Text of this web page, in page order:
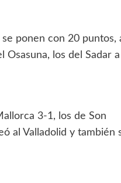
ponen con 20 puntos,
los del Sadar a
3-1, los de Son
al Valladolid y también